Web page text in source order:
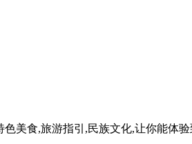
美食,旅游指引,民族文化,让你能体